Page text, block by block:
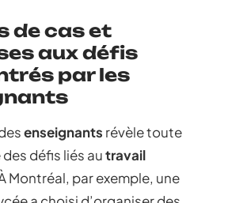
de cas et
aux défis
par les
enseignants révèle toute
défis liés autravail
Montréal, par exemple, une